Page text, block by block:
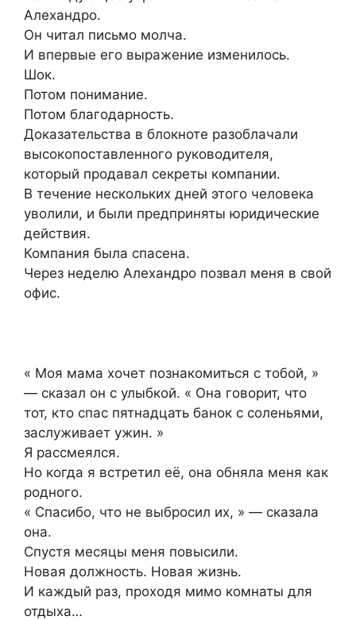
Алехандро.
Он читал письмо молча.
И впервые его выражение изменилось.
Шок.
Потом понимание.
Потом благодарность.
Доказательства в блокноте разоблачали
высокопоставленного руководителя,
который продавал секреты компании.
В течение нескольких дней этого человека
уволили, и были предприняты юридические
действия.
Компания была спасена.
Через неделю Алехандро позвал меня в свой
офис.
« Моя мама хочет познакомиться с тобой, »
— сказал он с улыбкой. « Она говорит, что
тот, кто спас пятнадцать банок с соленьями,
заслуживает ужин. »
Я рассмеялся.
Но когда я встретил её, она обняла меня как
родного.
« Спасибо, что не выбросил их, » — сказала
она.
Спустя месяцы меня повысили.
Новая должность. Новая жизнь.
И каждый раз, проходя мимо комнаты для
отдыха…